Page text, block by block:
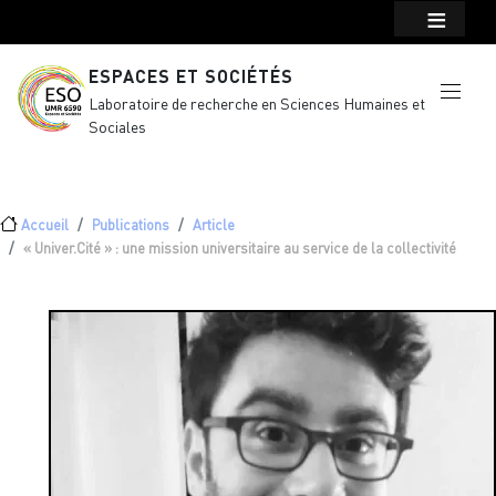
ESPACES ET SOCIÉTÉS
Laboratoire de recherche en Sciences Humaines et
Sociales
Fil d'Ariane
Accueil Publications
Article
« Univer.Cité » : une mission universitaire au service de la collectivité